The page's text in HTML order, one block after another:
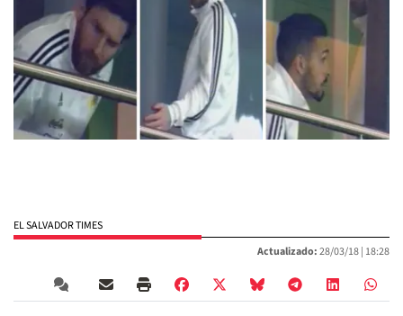
EL SALVADOR TIMES
Actualizado:28/03/18 | 18:28